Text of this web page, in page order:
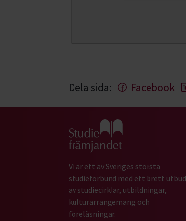
Dela sida: Facebook
Gå till studiefrämjandets startsida
Vi är ett av Sveriges största
studieförbund med ett brett utbud
av studiecirklar, utbildningar,
kulturarrangemang och
föreläsningar.